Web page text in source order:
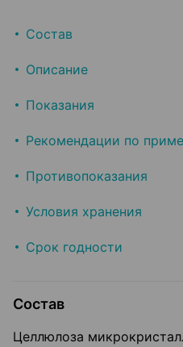
Состав
Описание
Показания
Рекомендации по
Противопоказания
Условия хранения
Срок годности
Состав
Целлюлоза